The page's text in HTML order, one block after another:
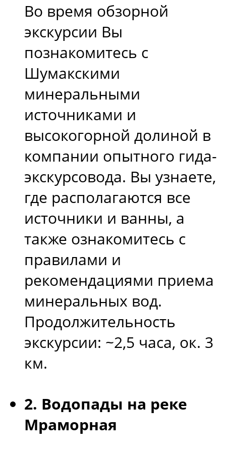
Во время обзорной
экскурсии Вы
познакомитесь с
Шумакскими
минеральными
источниками и
высокогорной долиной в
компании опытного гида-
экскурсовода. Вы узнаете,
где располагаются все
источники и ванны, а
также ознакомитесь с
правилами и
рекомендациями приема
минеральных вод.
Продолжительность
экскурсии: ~2,5 часа, ок. 3
км.
2. Водопады на реке
Мраморная